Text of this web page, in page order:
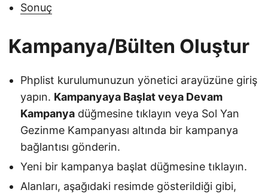
Sonuç
Kampanya/Bülten Oluştur
Phplist kurulumunuzun yönetici arayüzüne giriş
yapın. Kampanyaya Başlat veya Devam
Kampanya düğmesine tıklayın veya Sol Yan
Gezinme Kampanyası altında bir kampanya
bağlantısı gönderin.
Yeni bir kampanya başlat düğmesine tıklayın.
Alanları, aşağıdaki resimde gösterildiği gibi,